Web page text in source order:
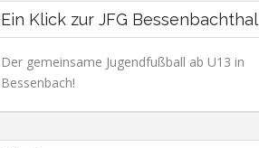
Ein Klick zur JFG Bessenbachthal
Der gemeinsame Jugendfußball ab U13 in
Bessenbach!